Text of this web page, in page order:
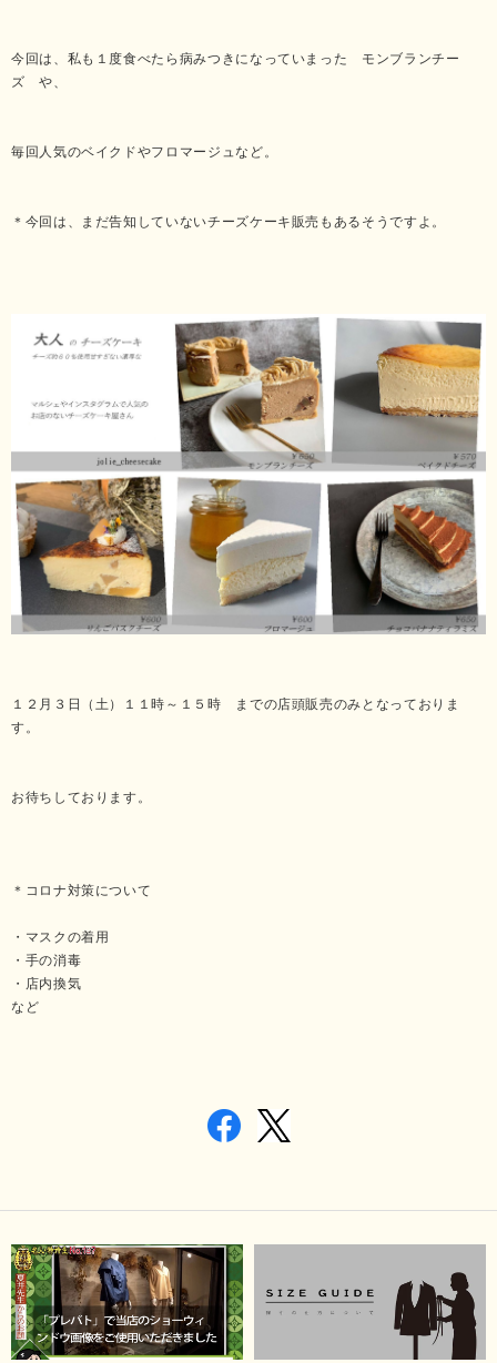
今回は、私も１度食べたら病みつきになっていまった モンブランチー
ズ や、
毎回人気のベイクドやフロマージュなど。
＊今回は、まだ告知していないチーズケーキ販売もあるそうですよ。
１２月３日（土）１１時～１５時 までの店頭販売のみとなっておりま
す。
お待ちしております。
＊コロナ対策について
・マスクの着用
・手の消毒
・店内換気
など